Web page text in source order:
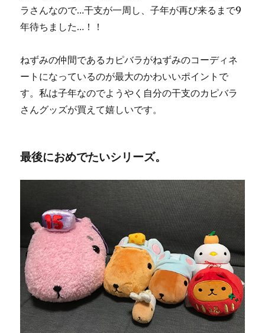
ラさんなので…干支が一周し、子年が再び来るまで9
年待ちました…！！
ねずみの仲間であるカピバラがねずみのコーディネ
ートになっているのが最大のかわいいポイントで
す。私は子年なのでようやく自分の干支のカピバラ
さんグッズが買えて嬉しいです。
最後におめでたいシリーズ。